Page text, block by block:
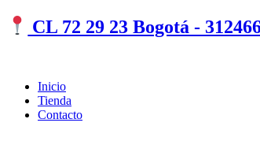
CL 72 29 23 Bogotá -
Inicio
Tienda
Contacto